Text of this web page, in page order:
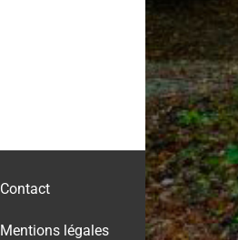
Contact
Mentions légales